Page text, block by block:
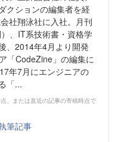
クションの編集者を経
社翔泳社に入社。月刊
、IT系技術書・資格学
、2014年4月より開発
「CodeZine」の編集に
年7月にエンジニアの
「...
、または直近の記事の寄稿時点で
筆記事